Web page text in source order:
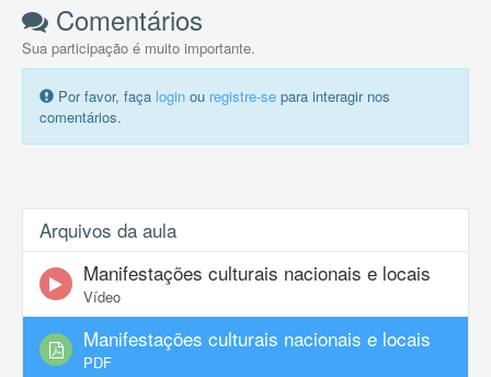
Comentários
Sua participação é muito importante.
Por favor, faça login ou registre-se para interagir nos
comentários.
Arquivos da aula
Manifestações culturais nacionais e locais
Vídeo
Manifestações culturais nacionais e locais
PDF